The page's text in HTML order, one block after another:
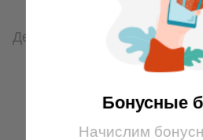
Бонусные
Начислим
Дети до 3-х лет на руках у